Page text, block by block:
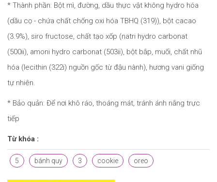
* Thành phần: Bột mì, đường, dầu thực vật không hydro hóa
(dầu cọ - chứa chất chống oxi hóa TBHQ (319)), bột cacao
(3.9%), siro fructose, chất tạo xốp (natri hydro carbonat
(500ii), amoni hydro carbonat (503ii), bột bắp, muối, chất nhũ
hóa (lecithin (322i) nguồn gốc từ đậu nành), hương vani giống
tự nhiên.
* Bảo quản: Để nơi khô ráo, thoáng mát, tránh ánh nắng trực
tiếp
Từ khóa :
5 bánh quy 3 cookie oreo